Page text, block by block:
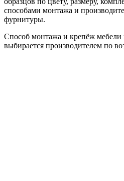
способами монтажа и
фурнитуры.
Способ монтажа и крепёж мебели
выбирается производителем по